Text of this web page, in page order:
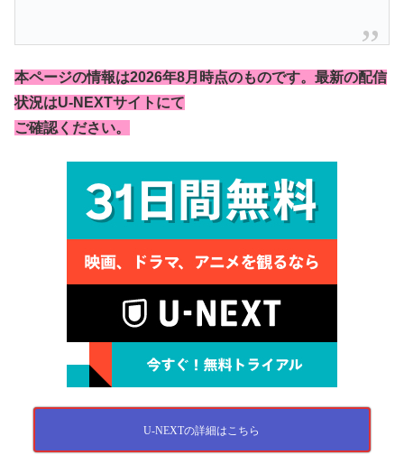
本ページの情報は2026年8月時点のものです。最新の配信
状況はU-NEXTサイトにて
ご確認ください。
U-NEXTの詳細はこちら